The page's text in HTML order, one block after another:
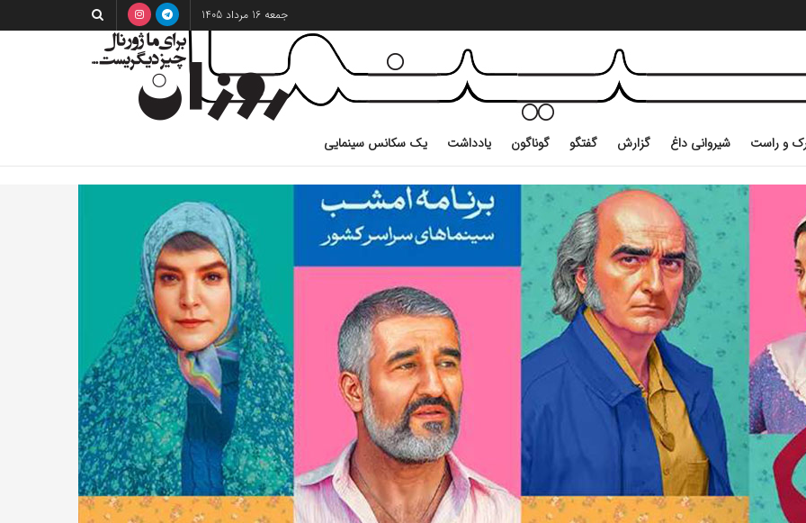
جمعه 16 مرداد 1405
و راست شیروانی داغ گزارش گفتگو گوناگون یادداشت یک سکانس سینمایی